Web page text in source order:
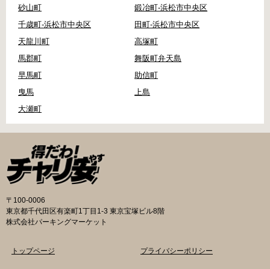
砂山町
鍛冶町-浜松市中央区
千歳町-浜松市中央区
田町-浜松市中央区
天龍川町
高塚町
馬郡町
舞阪町弁天島
早馬町
助信町
曳馬
上島
大瀬町
〒100-0006
東京都千代田区有楽町1丁目1-3 東京宝塚ビル8階
株式会社パーキングマーケット
トップページ プライバシーポリシー